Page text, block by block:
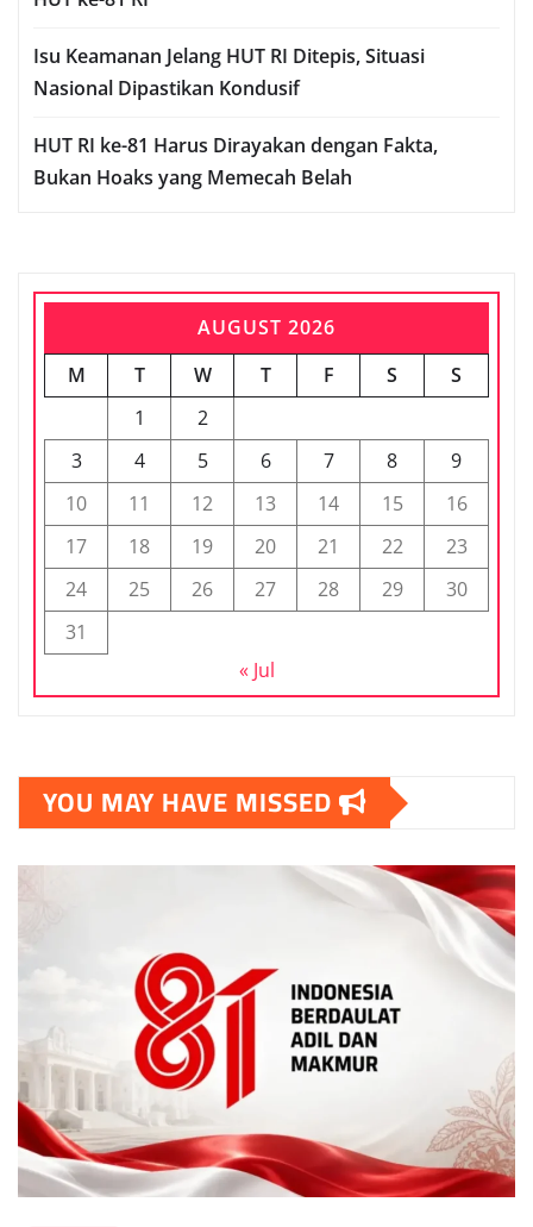
Isu Keamanan Jelang HUT RI Ditepis, Situasi
Nasional Dipastikan Kondusif
HUT RI ke-81 Harus Dirayakan dengan Fakta,
Bukan Hoaks yang Memecah Belah
AUGUST 2026
M
T W T F S
S
1
2
3
4 5 6 7 8
9
10
11 12 13 14 15
16
17
18 19 20 21 22
23
24
25 26 27 28 29
30
31
« Jul
YOU MAY HAVE MISSED